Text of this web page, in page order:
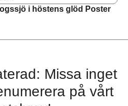
i höstens glöd Poster
Missa inget
på vårt